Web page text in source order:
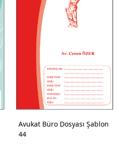
Avukat Büro Dosyası Şablon
44